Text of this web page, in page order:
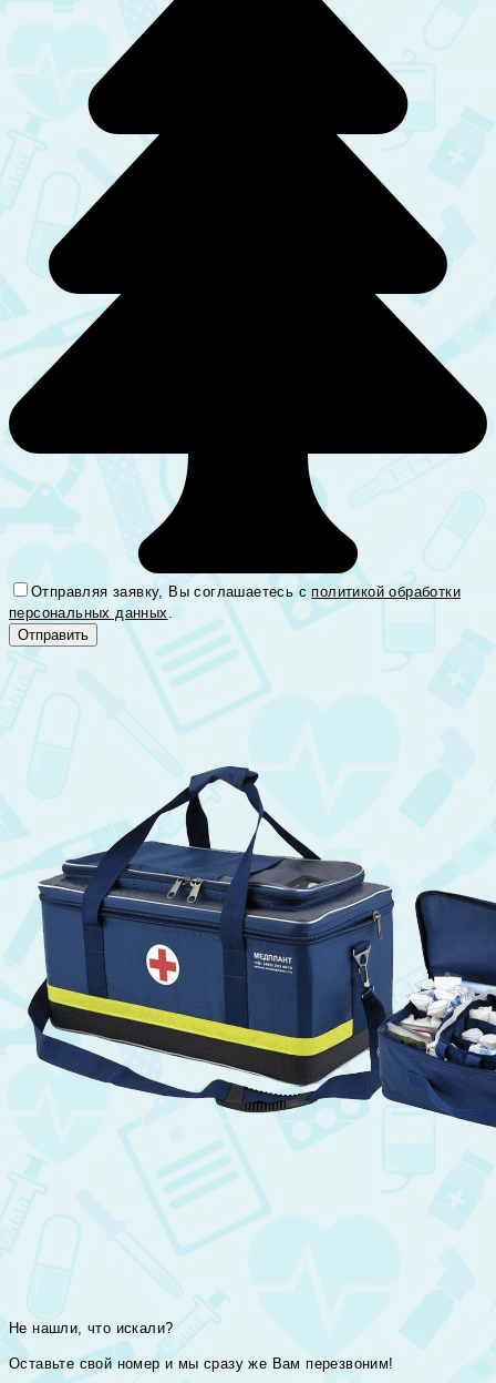
Отправляя заявку, Вы соглашаетесь сполитикой обработки
персональных данных
Не нашли, что искали?
Оставьте свой номер и мы сразу же Вам перезвоним!